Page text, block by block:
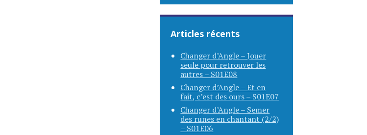
Articles récents
Changer d’Angle – Jouer
seule pour retrouver les
autres – S01E08
Changer d’Angle – Et en
fait, c’est des ours – S01E07
Changer d’Angle – Semer
des runes en chantant (2/2)
– S01E06